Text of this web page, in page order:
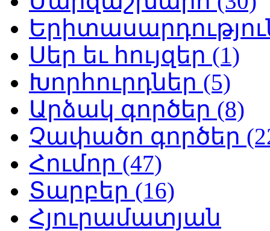
Սեր եւ հույզեր (1)
Խորհուրդներ (5)
Արձակ գործեր (8)
Չափածո գործեր
Հումոր (47)
Տարբեր (16)
Հյուրամատյան